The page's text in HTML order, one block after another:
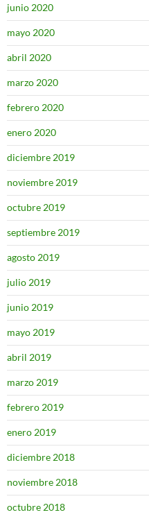
junio 2020
mayo 2020
abril 2020
marzo 2020
febrero 2020
enero 2020
diciembre 2019
noviembre 2019
octubre 2019
septiembre 2019
agosto 2019
julio 2019
junio 2019
mayo 2019
abril 2019
marzo 2019
febrero 2019
enero 2019
diciembre 2018
noviembre 2018
octubre 2018